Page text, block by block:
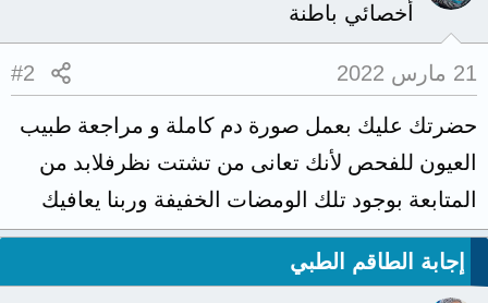
أخصائي باطنة
21 مارس 2022 #2
حضرتك عليك بعمل صورة دم كاملة و مراجعة طبيب
العيون للفحص لأنك تعانى من تشتت نظرفلابد من
المتابعة بوجود تلك الومضات الخفيفة وربنا يعافيك
إجابة الطاقم الطبي